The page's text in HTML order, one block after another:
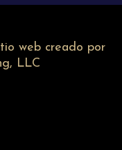
web creado por
LLC